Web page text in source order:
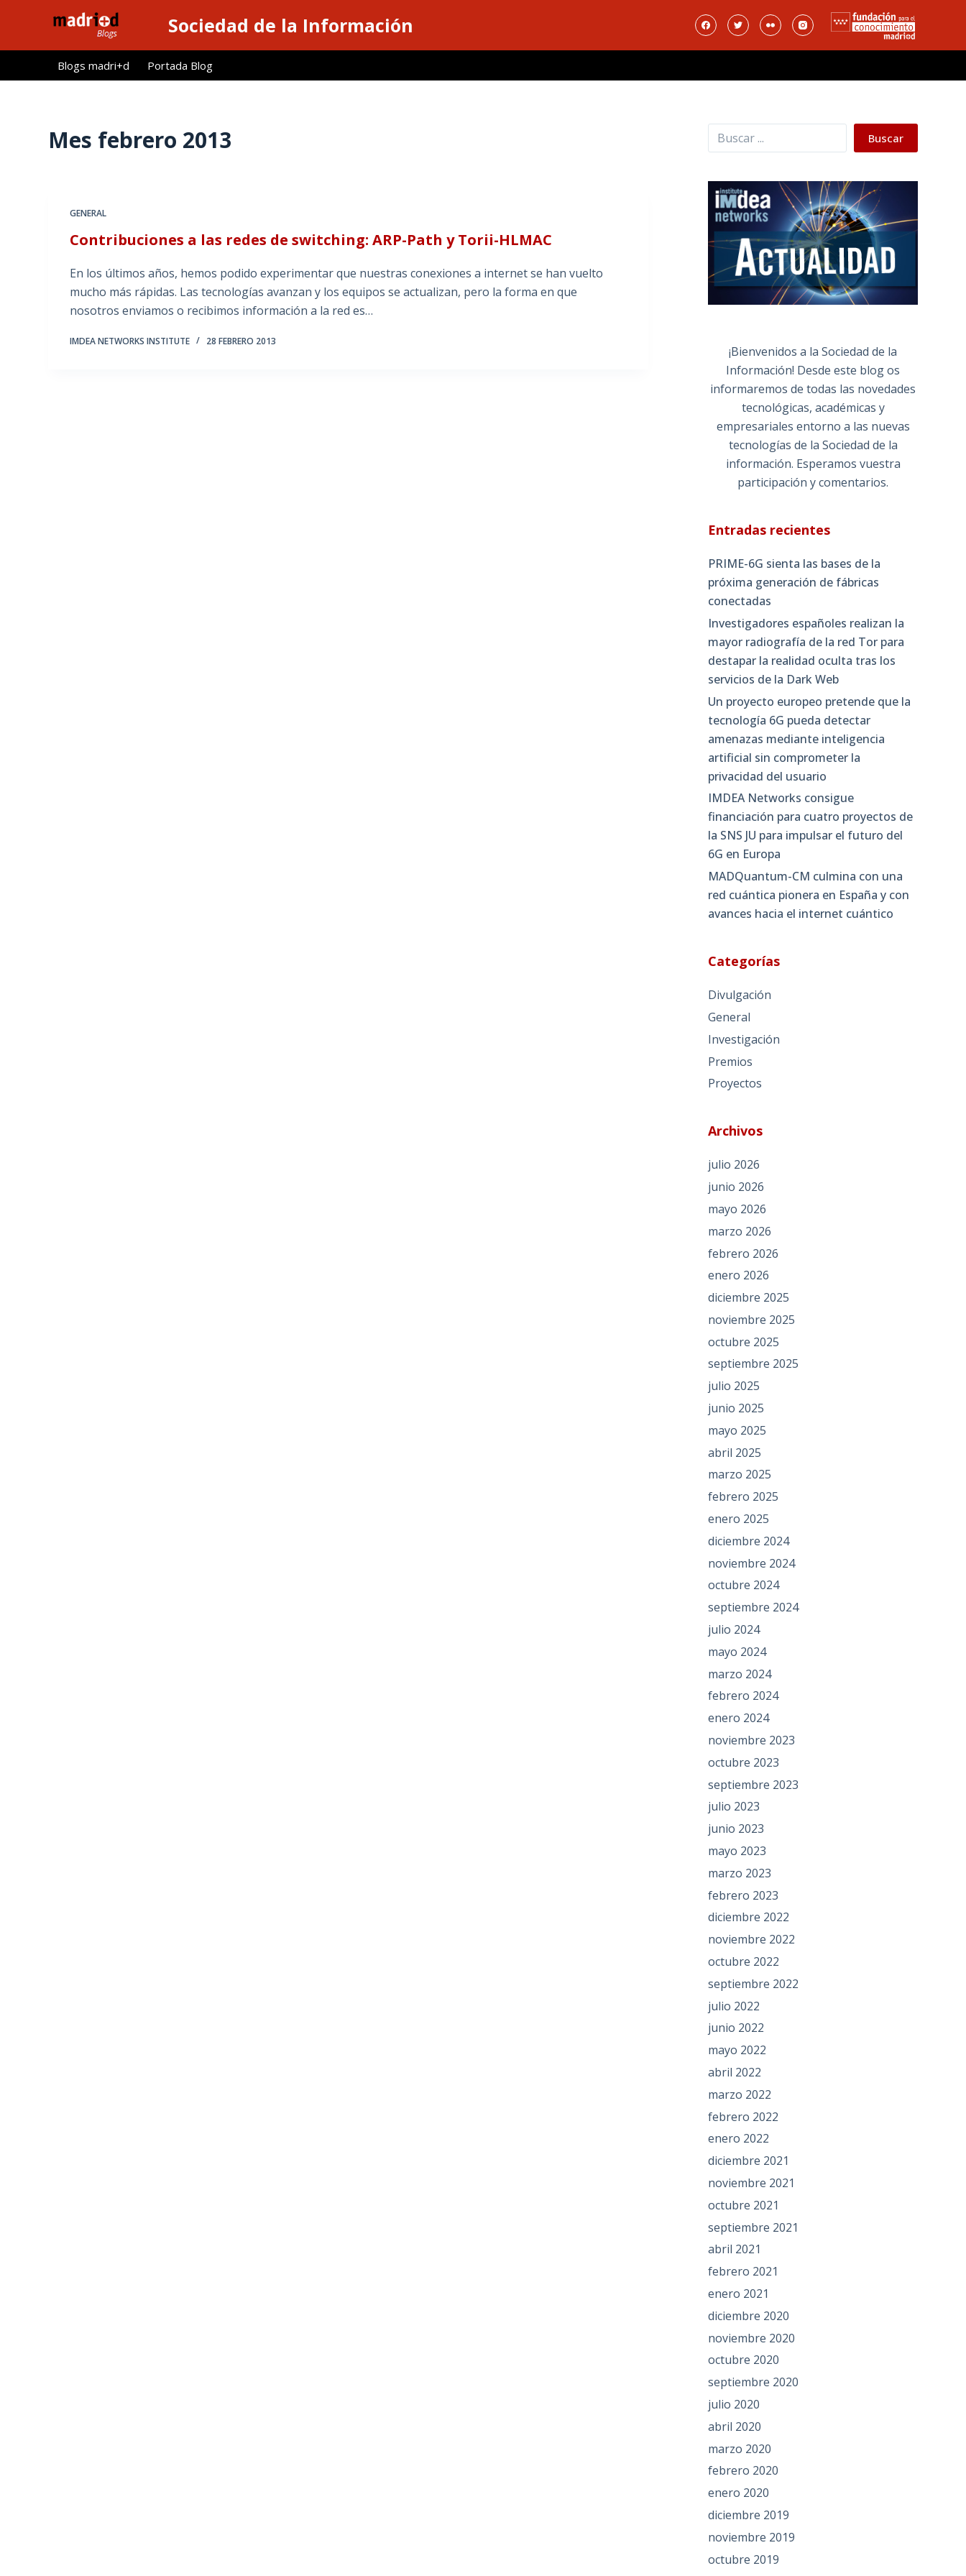
l
Sociedad de la Información
Blogs madri+d Portada Blog
Mes febrero 2013
GENERAL
Contribuciones a las redes de switching: ARP-Path y Torii-HLMAC
En los últimos años, hemos podido experimentar que nuestras conexiones a internet se han vuelto
mucho más rápidas. Las tecnologías avanzan y los equipos se actualizan, pero la forma en que
nosotros enviamos o recibimos información a la red es…
IMDEA NETWORKS INSTITUTE 28 FEBRERO 2013
Buscar Buscar
¡Bienvenidos a la Sociedad de la
Información! Desde este blog os
informaremos de todas las novedades
tecnológicas, académicas y
empresariales entorno a las nuevas
tecnologías de la Sociedad de la
información. Esperamos vuestra
participación y comentarios.
Entradas recientes
PRIME-6G sienta las bases de la
próxima generación de fábricas
conectadas
Investigadores españoles realizan la
mayor radiografía de la red Tor para
destapar la realidad oculta tras los
servicios de la Dark Web
Un proyecto europeo pretende que la
tecnología 6G pueda detectar
amenazas mediante inteligencia
artificial sin comprometer la
privacidad del usuario
IMDEA Networks consigue
financiación para cuatro proyectos de
la SNS JU para impulsar el futuro del
6G en Europa
MADQuantum-CM culmina con una
red cuántica pionera en España y con
avances hacia el internet cuántico
Categorías
Divulgación
General
Investigación
Premios
Proyectos
Archivos
julio 2026
junio 2026
mayo 2026
marzo 2026
febrero 2026
enero 2026
diciembre 2025
noviembre 2025
octubre 2025
septiembre 2025
julio 2025
junio 2025
mayo 2025
abril 2025
marzo 2025
febrero 2025
enero 2025
diciembre 2024
noviembre 2024
octubre 2024
septiembre 2024
julio 2024
mayo 2024
marzo 2024
febrero 2024
enero 2024
noviembre 2023
octubre 2023
septiembre 2023
julio 2023
junio 2023
mayo 2023
marzo 2023
febrero 2023
diciembre 2022
noviembre 2022
octubre 2022
septiembre 2022
julio 2022
junio 2022
mayo 2022
abril 2022
marzo 2022
febrero 2022
enero 2022
diciembre 2021
noviembre 2021
octubre 2021
septiembre 2021
abril 2021
febrero 2021
enero 2021
diciembre 2020
noviembre 2020
octubre 2020
septiembre 2020
julio 2020
abril 2020
marzo 2020
febrero 2020
enero 2020
diciembre 2019
noviembre 2019
octubre 2019